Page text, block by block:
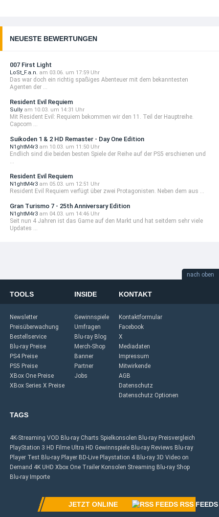
NEUESTE BEWERTUNGEN
007 First Light
LoSt_F.a.n. am 03.06. um 17:59 Uhr
Das war doch ein richtig spaßiges Abenteuer mit dem bekanntesten
Agenten der ...
Resident Evil Requiem
Sully am 10.03. um 14:31 Uhr
Mit Resident Evil: Requiem bekommen wir den 11. Teil der Hauptreihe.
Capcom ...
Suikoden 1 & 2 HD Remaster - Day One Edition
N1ghtM4r3 am 10.03. um 11:50 Uhr
Endlich sind die beiden besten Spiele der Reihe auf der PS5 erschienen und
...
Resident Evil Requiem
N1ghtM4r3 am 05.03. um 12:51 Uhr
Resident Evil Requiem verfügt über zwei Protagonisten. Neben dem aus ...
Gran Turismo 7 - 25th Anniversary Edition
N1ghtM4r3 am 04.03. um 14:46 Uhr
Seit nun 4 Jahren ist das Game auf den Markt und hat seitdem sehr viele
Updates ...
nach oben
TOOLS
Newsletter
Preisüberwachung
Bestellservice
Blu-ray Preise
PS4 Preise
PS5 Preise
XBox One Preise
XBox Series X Preise
INSIDE
Gewinnspiele
Umfragen
Blu-ray Blog
Merch-Shop
Banner
Partner
Jobs
KONTAKT
Kontaktformular
Facebook
X
Mediadaten
Impressum
Mitwirkende
AGB
Datenschutz
Datenschutz Optionen
TAGS
4K-Streaming VOD Blu-ray Charts Spielkonsolen Blu-ray Preisvergleich
PlayStation 3 HD Filme Ultra HD Gewinnspiele Blu-ray Reviews Blu-ray
Player Test Blu-ray Player BD-Live Playstation 4 Blu-ray 3D Video on
Demand 4K UHD Xbox One Trailer Konsolen Streaming Blu-ray Shop
Blu-ray Importe
JETZT ONLINE RSS FEEDS